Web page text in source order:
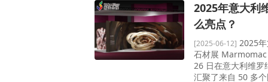
2025年意大利
么亮点？
[2025-06-12] 2025
石材展
26 日在意大利维罗
汇聚了来自 50 多